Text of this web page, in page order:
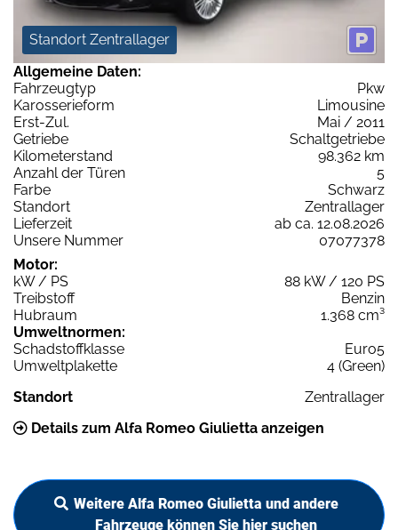
Standort Zentrallager
Allgemeine Daten:
Fahrzeugtyp
Pkw
Karosserieform
Limousine
Erst-Zul.
Mai / 2011
Getriebe
Schaltgetriebe
Kilometerstand
98.362 km
Anzahl der Türen
5
Farbe
Schwarz
Standort
Zentrallager
Lieferzeit
ab ca. 12.08.2026
Unsere Nummer
07077378
Motor:
kW / PS
88 kW / 120 PS
Treibstoff
Benzin
Hubraum
1.368 cm³
Umweltnormen:
Schadstoffklasse
Euro5
Umweltplakette
4 (Green)
Standort
Zentrallager
Details zum Alfa Romeo Giulietta anzeigen
Weitere Alfa Romeo Giulietta und andere
Fahrzeuge können Sie hier suchen